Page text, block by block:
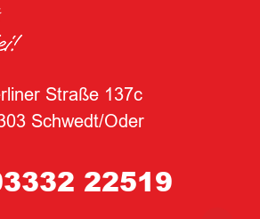
Straße 137c
Schwedt/Oder
22519